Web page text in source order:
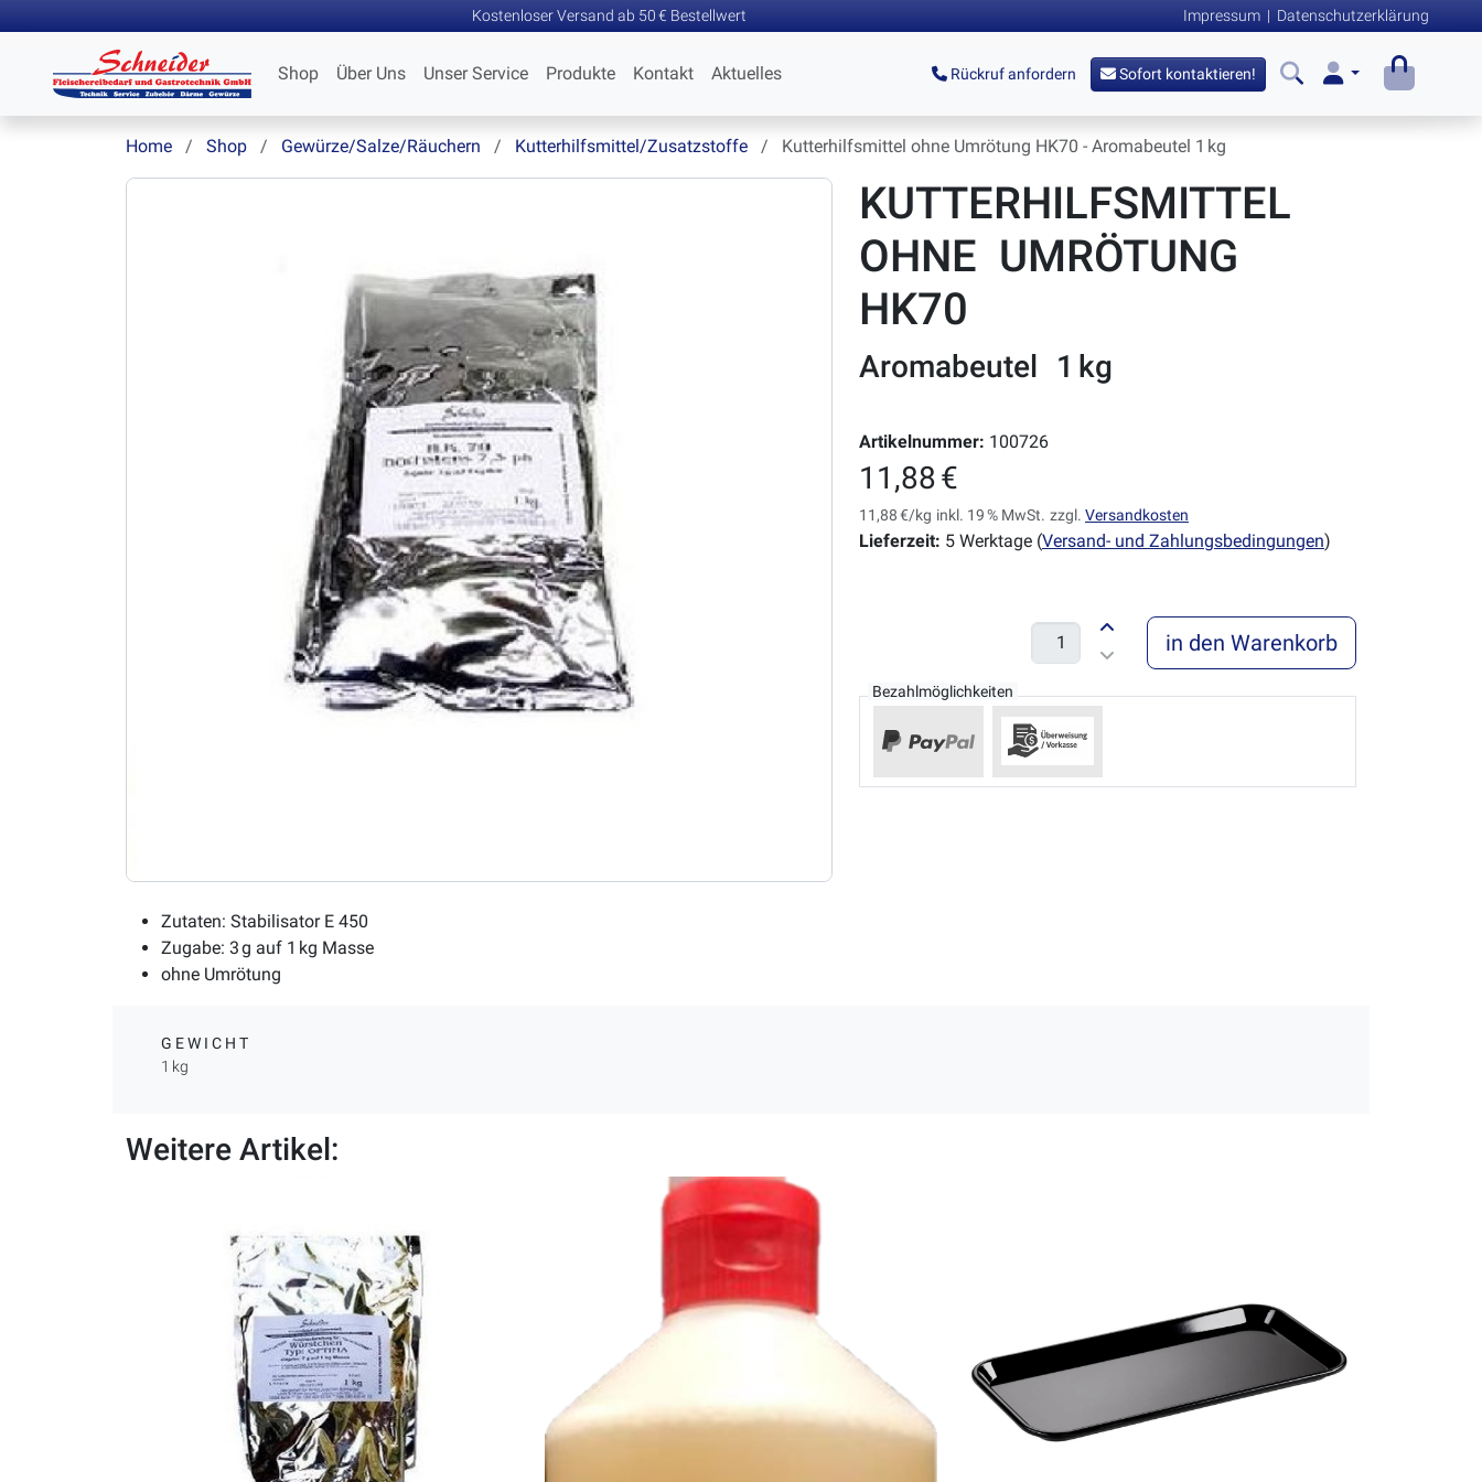
Kostenloser Versand ab 50 € Bestellwert Impressum | Datenschutzerklärung
Shop Über Uns Unser Service Produkte Kontakt Aktuelles Rückruf anfordern Sofort kontaktieren!
Home Shop Gewürze/Salze/Räuchern Kutterhilfsmittel/Zusatzstoffe Kutterhilfsmittel ohne Umrötung HK70 - Aromabeutel 1 kg
KUTTERHILFSMITTEL
OHNE UMRÖTUNG
HK70
Aromabeutel 1 kg
Artikelnummer: 100726
11,88 €
11,88 €/kg inkl. 19 % MwSt. zzgl. Versandkosten
Lieferzeit: 5 Werktage (Versand- und Zahlungsbedingungen)
in den Warenkorb
Bezahlmöglichkeiten
Zutaten: Stabilisator E 450
Zugabe: 3 g auf 1 kg Masse
ohne Umrötung
GEWICHT
1 kg
Weitere Artikel: